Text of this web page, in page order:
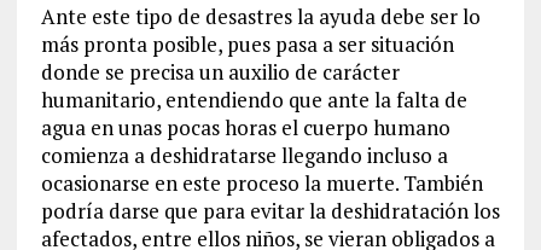
Ante este tipo de desastres la ayuda debe ser lo
más pronta posible, pues pasa a ser situación
donde se precisa un auxilio de carácter
humanitario, entendiendo que ante la falta de
agua en unas pocas horas el cuerpo humano
comienza a deshidratarse llegando incluso a
ocasionarse en este proceso la muerte. También
podría darse que para evitar la deshidratación los
afectados, entre ellos niños, se vieran obligados a